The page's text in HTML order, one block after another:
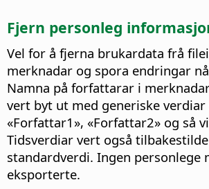
Fjern personleg
Vel for å fjerna brukardata frå
merknadar og spora endringar
Namna på forfattarar i
vert byt ut med generiske verdiar
«Forfattar1», «Forfattar2» og så
Tidsverdiar vert også
standardverdi. Ingen personlege
eksporterte.